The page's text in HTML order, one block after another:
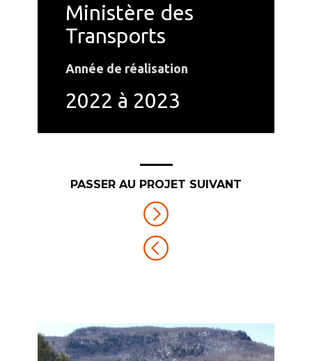
Ministère des
Transports
Année de réalisation
2022 à 2023
PASSER AU PROJET SUIVANT